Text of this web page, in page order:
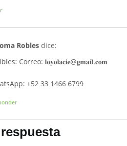
Robles dice:
Correo: 𝐥𝐨𝐲𝐨𝐥𝐚𝐜𝐢𝐞@𝐠𝐦𝐚𝐢𝐥.𝐜𝐨𝐦
+52 33 1466 6799